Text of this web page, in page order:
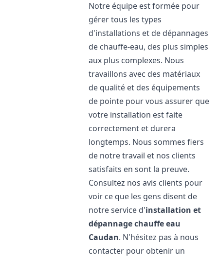
Notre équipe est formée pour
gérer tous les types
d'installations et de dépannages
de chauffe-eau, des plus simples
aux plus complexes. Nous
travaillons avec des matériaux
de qualité et des équipements
de pointe pour vous assurer que
votre installation est faite
correctement et durera
longtemps. Nous sommes fiers
de notre travail et nos clients
satisfaits en sont la preuve.
Consultez nos avis clients pour
voir ce que les gens disent de
notre service d'installation et
dépannage chauffe eau
Caudan. N'hésitez pas à nous
contacter pour obtenir un